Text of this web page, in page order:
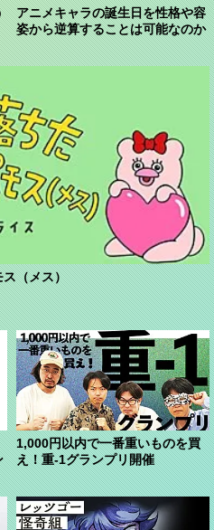
アニメキャラの誕生日を性格や容
姿から逆算することは可能なのか
ス（メス）
1,000円以内で一番重いものを買
え！重-1グランプリ開催